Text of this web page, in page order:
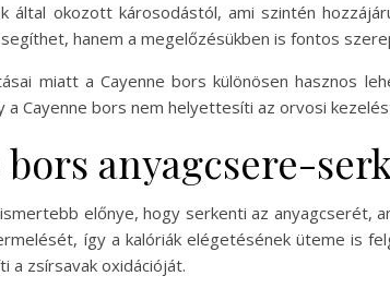
által okozott károsodástól, ami szintén
hanem a megelőzésükben is fontos
miatt a Cayenne bors különösen hasznos
Cayenne bors nem helyettesíti az orvosi
anyagcsere-
előnye, hogy serkenti az anyagcserét,
így a kalóriák elégetésének üteme is
a zsírsavak oxidációját.